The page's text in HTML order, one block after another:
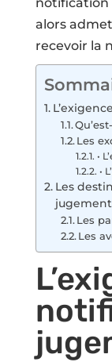
alors
recevoir la
Les
•
•
Les
jugement
Les
Les